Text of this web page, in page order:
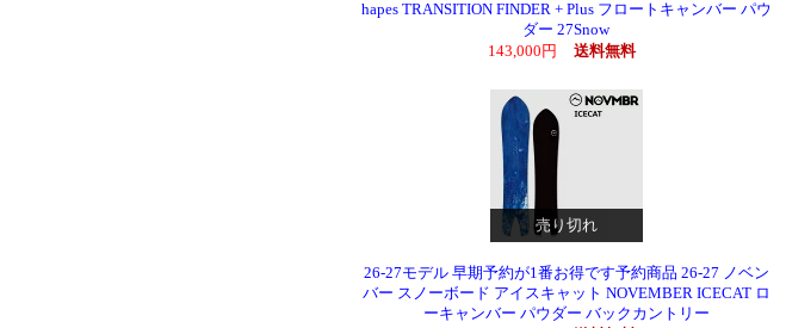
hapes TRANSITION FINDER + Plus フロートキャンバー パウ
ダー 27Snow
143,000円
送料無料
売り切れ
26-27モデル 早期予約が1番お得です予約商品 26-27 ノベン
バー スノーボード アイスキャット NOVEMBER ICECAT ロ
ーキャンバー パウダー バックカントリー